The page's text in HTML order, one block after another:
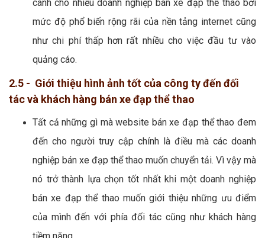
cánh cho nhiều doanh nghiệp bán xe đạp thể thao bởi
mức độ phổ biến rộng rãi của nền tảng internet cũng
như chi phí thấp hơn rất nhiều cho việc đầu tư vào
quảng cáo.
2.5 - Giới thiệu hình ảnh tốt của công ty đến đối
tác và khách hàng bán xe đạp thể thao
Tất cả những gì mà website bán xe đạp thể thao đem
đến cho người truy cập chính là điều mà các doanh
nghiệp bán xe đạp thể thao muốn chuyển tải. Vì vậy mà
nó trở thành lựa chọn tốt nhất khi một doanh nghiệp
bán xe đạp thể thao muốn giới thiệu những ưu điểm
của mình đến với phía đối tác cũng như khách hàng